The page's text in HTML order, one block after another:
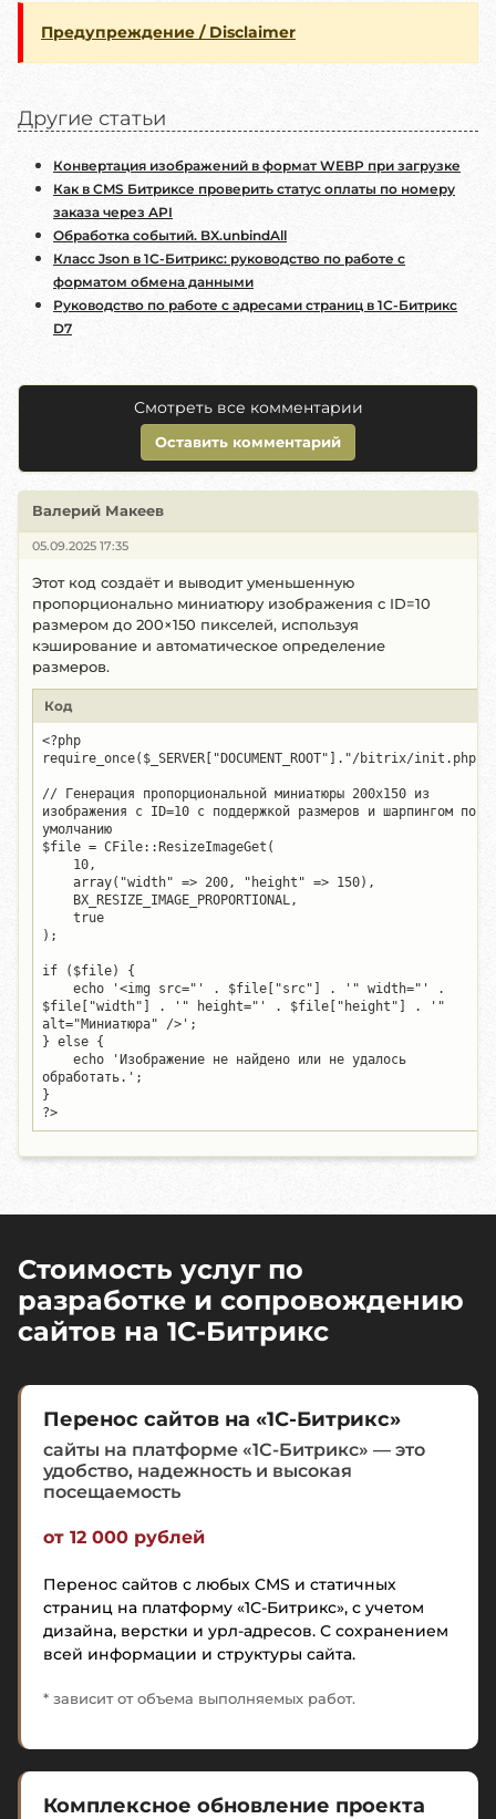
Предупреждение / Disclaimer
Другие статьи
Конвертация изображений в формат WEBP при загрузке
Как в CMS Битриксе проверить статус оплаты по номеру
заказа через API
Обработка событий. BX.unbindAll
Класс Json в 1С-Битрикс: руководство по работе с
форматом обмена данными
Руководство по работе с адресами страниц в 1С-Битрикс
D7
Смотреть все комментарии
Оставить комментарий
Валерий Макеев
05.09.2025 17:35
Этот код создаёт и выводит уменьшенную
пропорционально миниатюру изображения с ID=10
размером до 200×150 пикселей, используя
кэширование и автоматическое определение
размеров.
Код
<?php
require_once($_SERVER["DOCUMENT_ROOT"]."/bitrix/
// Генерация пропорциональной миниатюры 200x150 из
изображения с ID=10 с поддержкой размеров и шарпингом по
умолчанию
$file = CFile::ResizeImageGet(
10,
array("width" => 200, "height" => 150),
BX_RESIZE_IMAGE_PROPORTIONAL,
true
);
if ($file) {
echo '<img src="' . $file["src"] . '" width="' .
$file["width"] . '" height="' . $file["height"] . '"
alt="Миниатюра" />';
} else {
echo 'Изображение не найдено или не удалось
обработать.';
}
?>
Стоимость услуг по
разработке и сопровождению
сайтов на 1C-Битрикс
Перенос сайтов на «1С-Битрикс»
сайты на платформе «1С-Битрикс» — это
удобство, надежность и высокая
посещаемость
от 12 000 рублей
Перенос сайтов с любых CMS и статичных
страниц на платформу «1С-Битрикс», с учетом
дизайна, верстки и урл-адресов. С сохранением
всей информации и структуры сайта.
* зависит от объема выполняемых работ.
Комплексное обновление проекта